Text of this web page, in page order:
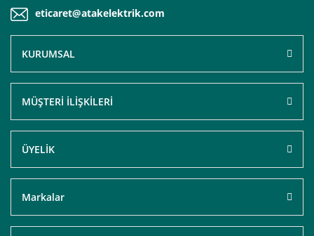
eticaret@atakelektrik.com
KURUMSAL
MÜŞTERİ İLİŞKİLERİ
ÜYELİK
Markalar